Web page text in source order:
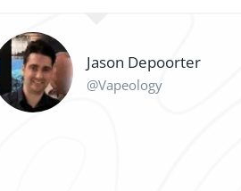
Jason Depoorter
@Vapeology